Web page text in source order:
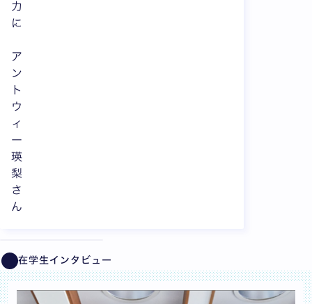
力
に
ア
ン
ト
ウ
ィ
ー
瑛
梨
さ
ん
在学生インタビュー